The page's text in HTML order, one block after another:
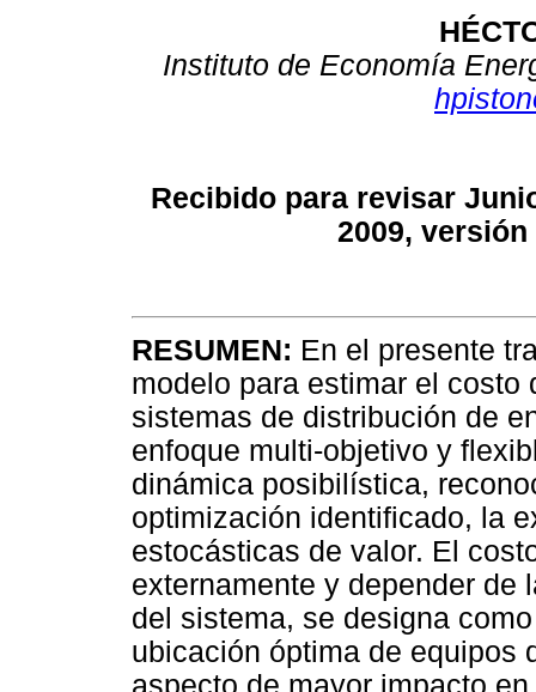
Instituto de Economía
Recibido para revisar
2009, versión
RESUMEN: En el presente
modelo para estimar el
sistemas de distribución de
enfoque multi-objetivo y
dinámica posibilística,
optimización identificado, la
estocásticas de valor. El
externamente y depender de
del sistema, se designa
ubicación óptima de equipos
aspecto de mayor impacto